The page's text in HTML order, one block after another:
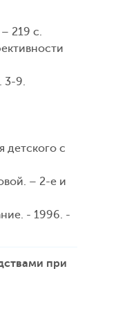
219 с.
3-9.
детского с
– 2-е и
- 1996. -
при